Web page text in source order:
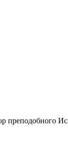
преподобного